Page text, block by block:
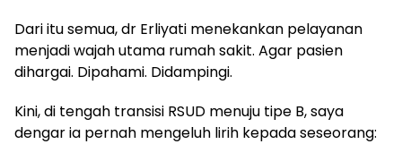
Dari itu semua, dr Erliyati menekankan pelayanan
menjadi wajah utama rumah sakit. Agar pasien
dihargai. Dipahami. Didampingi.
Kini, di tengah transisi RSUD menuju tipe B, saya
dengar ia pernah mengeluh lirih kepada seseorang: